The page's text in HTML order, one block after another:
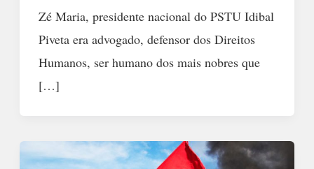
Zé Maria, presidente nacional do PSTU Idibal
Piveta era advogado, defensor dos Direitos
Humanos, ser humano dos mais nobres que
[…]